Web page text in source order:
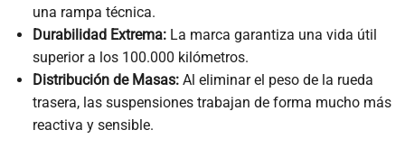
una rampa técnica.
Durabilidad Extrema:La marca garantiza una vida útil
superior a los 100.000 kilómetros.
Distribución de Masas:Al eliminar el peso de la rueda
trasera, las suspensiones trabajan de forma mucho más
reactiva y sensible.